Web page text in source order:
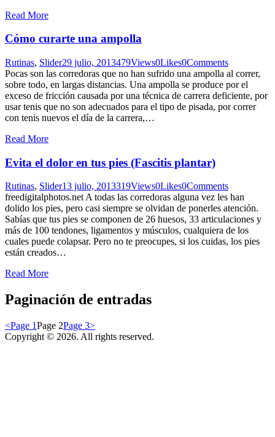
Read More
Cómo curarte una ampolla
Rutinas, Slider29 julio, 2013479Views0Likes0Comments
Pocas son las corredoras que no han sufrido una ampolla al correr,
sobre todo, en largas distancias. Una ampolla se produce por el
exceso de fricción causada por una técnica de carrera deficiente, por
usar tenis que no son adecuados para el tipo de pisada, por correr
con tenis nuevos el día de la carrera,…
Read More
Evita el dolor en tus pies (Fascitis plantar)
Rutinas, Slider13 julio, 2013319Views0Likes0Comments
freedigitalphotos.net A todas las corredoras alguna vez les han
dolido los pies, pero casi siempre se olvidan de ponerles atención.
Sabías que tus pies se componen de 26 huesos, 33 articulaciones y
más de 100 tendones, ligamentos y músculos, cualquiera de los
cuales puede colapsar. Pero no te preocupes, si los cuidas, los pies
están creados…
Read More
Paginación de entradas
<Page 1Page 2Page 3>
Copyright © 2026. All rights reserved.